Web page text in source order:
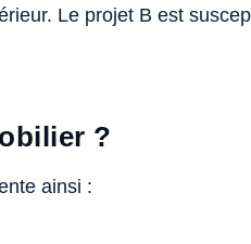
Le projet B est
?
ainsi :